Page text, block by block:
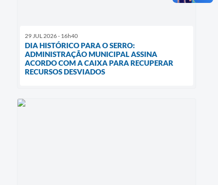
29 JUL 2026 - 16h40
DIA HISTÓRICO PARA O SERRO:
ADMINISTRAÇÃO MUNICIPAL ASSINA
ACORDO COM A CAIXA PARA RECUPERAR
RECURSOS DESVIADOS